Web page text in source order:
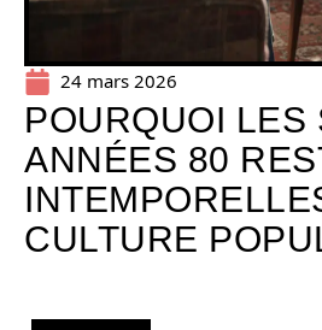
24 mars 2026
POURQUOI LES
ANNÉES 80
CULTURE